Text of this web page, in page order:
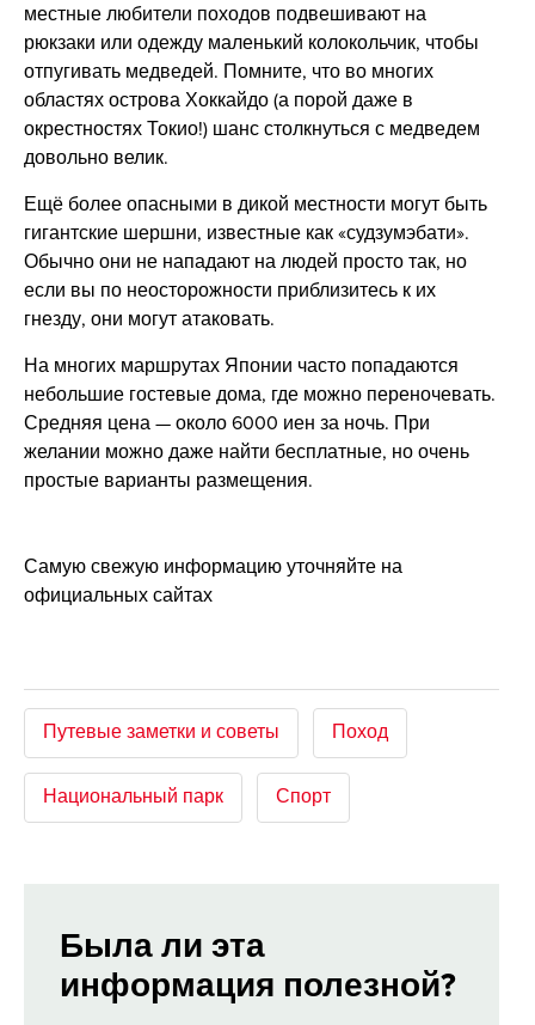
местные любители походов подвешивают на
рюкзаки или одежду маленький колокольчик, чтобы
отпугивать медведей. Помните, что во многих
областях острова Хоккайдо (а порой даже в
окрестностях Токио!) шанс столкнуться с медведем
довольно велик.
Ещё более опасными в дикой местности могут быть
гигантские шершни, известные как «судзумэбати».
Обычно они не нападают на людей просто так, но
если вы по неосторожности приблизитесь к их
гнезду, они могут атаковать.
На многих маршрутах Японии часто попадаются
небольшие гостевые дома, где можно переночевать.
Средняя цена — около 6000 иен за ночь. При
желании можно даже найти бесплатные, но очень
простые варианты размещения.
Самую свежую информацию уточняйте на
официальных сайтах
Путевые заметки и советы Поход
Национальный парк Спорт
Была ли эта
информация полезной?